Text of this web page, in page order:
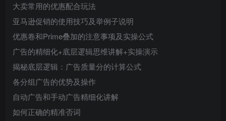
大卖常用的优惠配合玩法
亚马逊促销的使用技巧及举例子说明
优惠卷和Prime叠加的注意事项及实操公式
广告的精细化+底层逻辑思维讲解+实操演示
揭秘底层逻辑：广告质量分的计算公式
各分组广告的优势及操作
自动广告和手动广告精细化讲解
如何正确的精准否词